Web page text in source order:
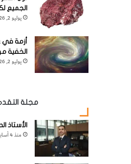
الجميع
يوليو 2, 2026
أزمة في
الخفية
يوليو 2, 2026
مجلة
الأستاذ
منذ 4 أسابيع